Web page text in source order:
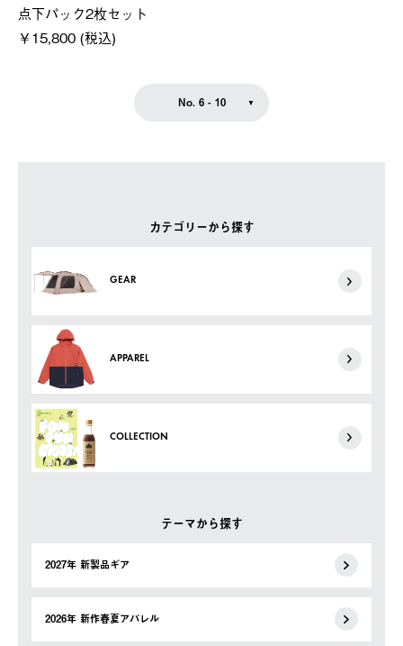
カテゴリーから探す
GEAR
APPAREL
COLLECTION
テーマから探す
2027年 新製品ギア
2026年 新作春夏アパレル
点下パック2枚セット
￥15,800 (税込)
No. 6 - 10